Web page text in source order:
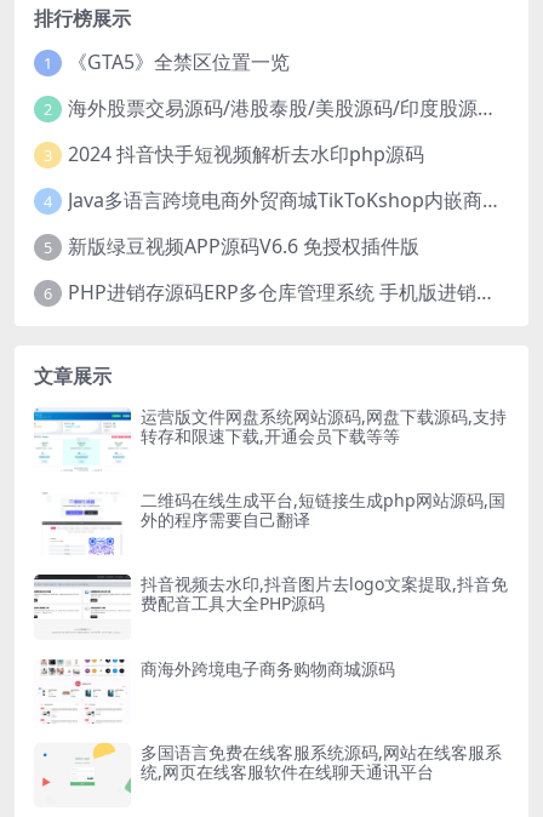
排行榜展示
1 《GTA5》全禁区位置一览
2 海外股票交易源码/港股泰股/美股源码/印度股源码/马拉西亚股票源码/国际股票配资
3 2024 抖音快手短视频解析去水印php源码
4 Java多语言跨境电商外贸商城TikToKshop内嵌商城I商家入驻I一键铺
5 新版绿豆视频APP源码V6.6 免授权插件版
6 PHP进销存源码ERP多仓库管理系统 手机版进销存 php网络版进销存小程序
文章展示
运营版文件网盘系统网站源码,网盘下载源码,支持
转存和限速下载,开通会员下载等等
二维码在线生成平台,短链接生成php网站源码,国
外的程序需要自己翻译
抖音视频去水印,抖音图片去logo文案提取,抖音免
费配音工具大全PHP源码
商海外跨境电子商务购物商城源码
多国语言免费在线客服系统源码,网站在线客服系
统,网页在线客服软件在线聊天通讯平台